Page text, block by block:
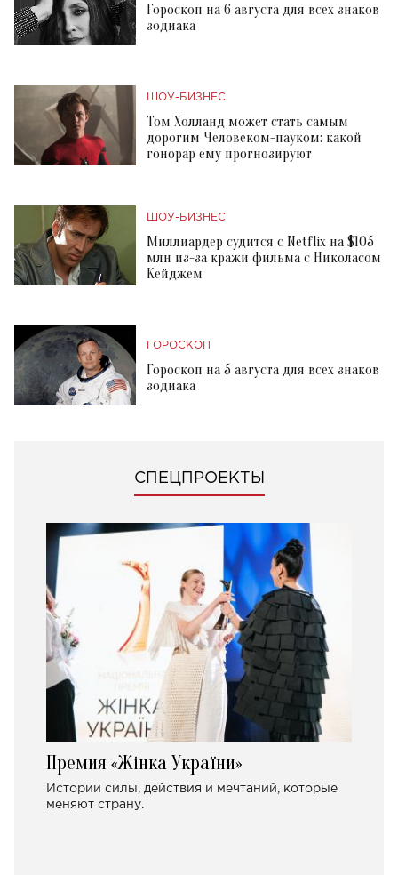
Гороскоп на 6 августа для всех знаков
зодиака
ШОУ-БИЗНЕС
Том Холланд может стать самым
дорогим Человеком-пауком: какой
гонорар ему прогнозируют
ШОУ-БИЗНЕС
Миллиардер судится с Netflix на $105
млн из-за кражи фильма с Николасом
Кейджем
ГОРОСКОП
Гороскоп на 5 августа для всех знаков
зодиака
СПЕЦПРОЕКТЫ
Премия «Жінка України»
Истории силы, действия и мечтаний, которые
меняют страну.